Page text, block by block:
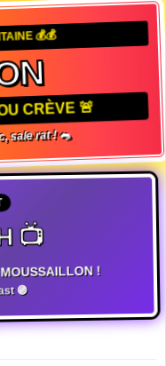
💰💰
CRÈVE 🚨
sale rat ! 🐀
📺
!
🟣